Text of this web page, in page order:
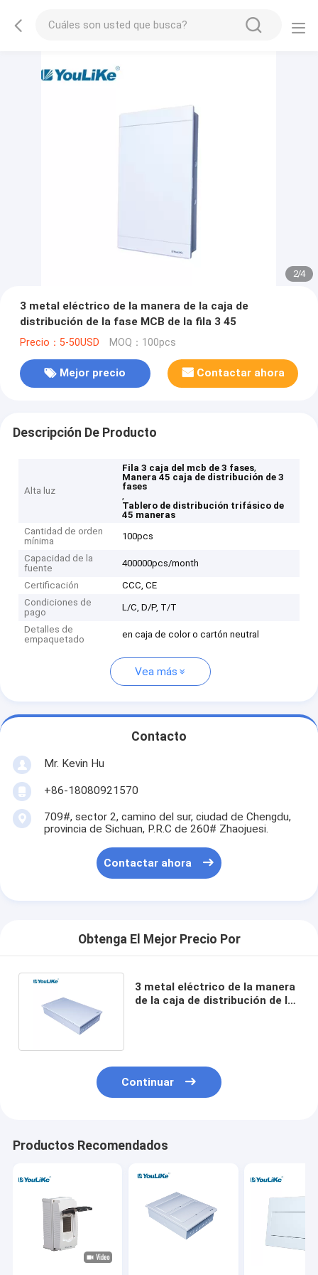
2/4
3 metal eléctrico de la manera de la caja de
distribución de la fase MCB de la fila 3 45
Precio：5-50USD MOQ：100pcs
Mejor precio Contactar ahora
Descripción De Producto
Alta luz
Fila 3 caja del mcb de 3 fases,
Manera 45 caja de distribución de 3
fases
,
Tablero de distribución trifásico de
45 maneras
Cantidad de orden
mínima
100pcs
Capacidad de la
fuente
400000pcs/month
Certificación
CCC, CE
Condiciones de
pago
L/C, D/P, T/T
Detalles de
empaquetado
en caja de color o cartón neutral
Vea más
Contacto
Mr. Kevin Hu
+86-18080921570
709#, sector 2, camino del sur, ciudad de Chengdu,
provincia de Sichuan, P.R.C de 260# Zhaojuesi.
Contactar ahora
Obtenga El Mejor Precio Por
3 metal eléctrico de la manera
de la caja de distribución de la
Continuar
Productos Recomendados